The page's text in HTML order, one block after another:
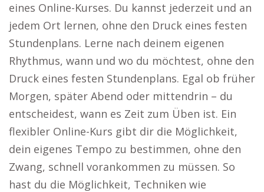
eines Online-Kurses. Du kannst jederzeit und an
jedem Ort lernen, ohne den Druck eines festen
Stundenplans. Lerne nach deinem eigenen
Rhythmus, wann und wo du möchtest, ohne den
Druck eines festen Stundenplans. Egal ob früher
Morgen, später Abend oder mittendrin – du
entscheidest, wann es Zeit zum Üben ist. Ein
flexibler Online-Kurs gibt dir die Möglichkeit,
dein eigenes Tempo zu bestimmen, ohne den
Zwang, schnell vorankommen zu müssen. So
hast du die Möglichkeit, Techniken wie